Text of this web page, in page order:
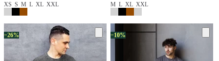
XS S M L XL XXL MLXLXXL
−26% −10%